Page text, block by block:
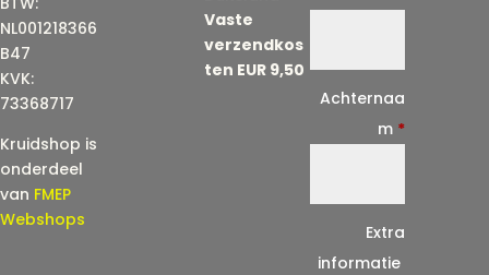
NL001218366
B47
KVK:
73368717
Kruidshop is
onderdeel
van FMEP
Webshops
Vaste
verzendkos
ten EUR 9,50
Achternaa
m *
Extra
informatie